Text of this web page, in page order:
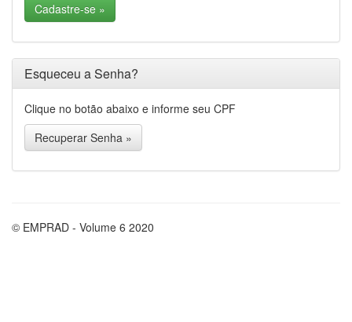
Cadastre-se »
Esqueceu a Senha?
Clique no botão abaixo e informe seu CPF
Recuperar Senha »
© EMPRAD - Volume 6 2020